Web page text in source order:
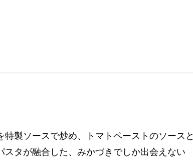
製ソースで炒め、トマトペーストのソースと
タが融合した、みかづきでしか出会えない